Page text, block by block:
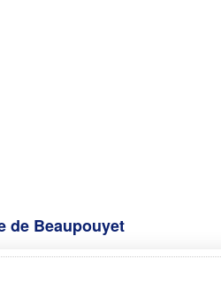
de Beaupouyet